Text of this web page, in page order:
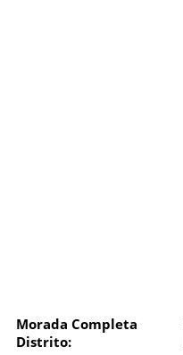
Morada Completa
Distrito: